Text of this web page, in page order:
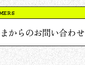
について
について
からのお問い合わせ